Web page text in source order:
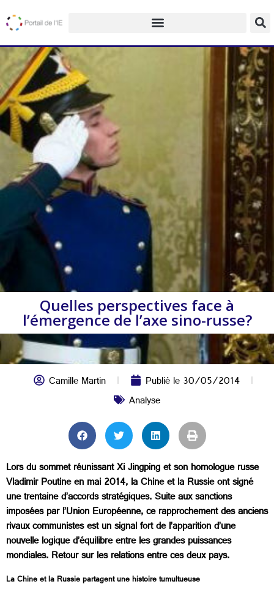
Quelles perspectives face à
l’émergence de l’axe sino-russe?
Camille Martin Publié le30/05/2014
Analyse
Lors du sommet réunissant Xi Jingping et son homologue russe
Vladimir Poutine en mai 2014, la Chine et la Russie ont signé
une trentaine d’accords stratégiques. Suite aux sanctions
imposées par l’Union Européenne, ce rapprochement des anciens
rivaux communistes est un signal fort de l’apparition d’une
nouvelle logique d’équilibre entre les grandes puissances
mondiales. Retour sur les relations entre ces deux pays.
La Chine et la Russie partagent une histoire tumultueuse